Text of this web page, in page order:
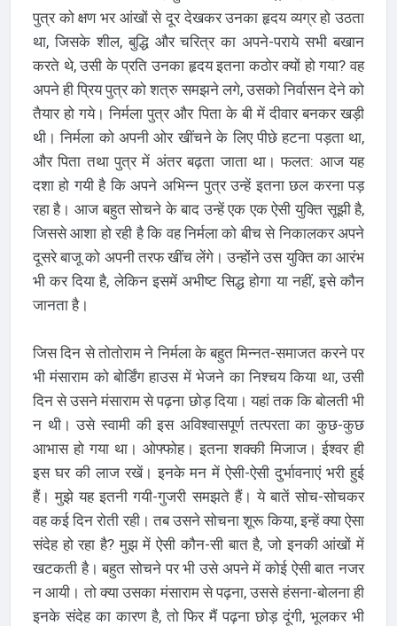
पुत्र को क्षण भर आंखों से दूर देखकर उनका हृदय व्यग्र हो उठता
था, जिसके शील, बुद्धि और चरित्र का अपने-पराये सभी बखान
करते थे, उसी के प्रति उनका हृदय इतना कठोर क्यों हो गया? वह
अपने ही प्रिय पुत्र को शत्रु समझने लगे, उसको निर्वासन देने को
तैयार हो गये। निर्मला पुत्र और पिता के बी में दीवार बनकर खड़ी
थी। निर्मला को अपनी ओर खींचने के लिए पीछे हटना पड़ता था,
और पिता तथा पुत्र में अंतर बढ़ता जाता था। फलत: आज यह
दशा हो गयी है कि अपने अभिन्न पुत्र उन्हें इतना छल करना पड़
रहा है। आज बहुत सोचने के बाद उन्हें एक एक ऐसी युक्ति सूझी है,
जिससे आशा हो रही है कि वह निर्मला को बीच से निकालकर अपने
दूसरे बाजू को अपनी तरफ खींच लेंगे। उन्होंने उस युक्ति का आरंभ
भी कर दिया है, लेकिन इसमें अभीष्ट सिद्ध होगा या नहीं, इसे कौन
जानता है।
जिस दिन से तोतोराम ने निर्मला के बहुत मिन्नत-समाजत करने पर
भी मंसाराम को बोर्डिंग हाउस में भेजने का निश्चय किया था, उसी
दिन से उसने मंसाराम से पढ़ना छोड़ दिया। यहां तक कि बोलती भी
न थी। उसे स्वामी की इस अविश्वासपूर्ण तत्परता का कुछ-कुछ
आभास हो गया था। ओफ्फोह। इतना शक्की मिजाज। ईश्वर ही
इस घर की लाज रखें। इनके मन में ऐसी-ऐसी दुर्भावनाएं भरी हुई
हैं। मुझे यह इतनी गयी-गुजरी समझते हैं। ये बातें सोच-सोचकर
वह कई दिन रोती रही। तब उसने सोचना शूरू किया, इन्हें क्या ऐसा
संदेह हो रहा है? मुझ में ऐसी कौन-सी बात है, जो इनकी आंखों में
खटकती है। बहुत सोचने पर भी उसे अपने में कोई ऐसी बात नजर
न आयी। तो क्या उसका मंसाराम से पढ़ना, उससे हंसना-बोलना ही
इनके संदेह का कारण है, तो फिर मैं पढ़ना छोड़ दूंगी, भूलकर भी